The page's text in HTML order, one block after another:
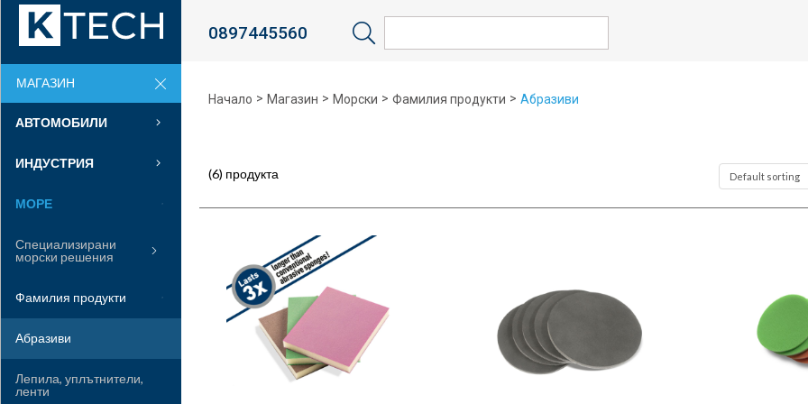
0897445560
МАГАЗИН
АВТОМОБИЛИ
ИНДУСТРИЯ
МОРЕ
Специализирани
морски решения
Фамилия продукти
Абразиви
Лепила, уплътнители,
ленти
Начало > Магазин > Морски > Фамилия продукти > Абразиви
(6) продукта